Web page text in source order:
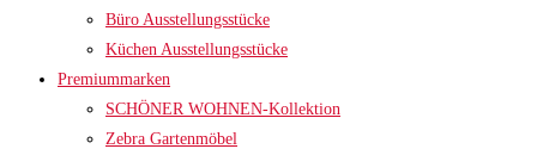
Büro Ausstellungsstücke
Küchen Ausstellungsstücke
Premiummarken
SCHÖNER WOHNEN-Kollektion
Zebra Gartenmöbel